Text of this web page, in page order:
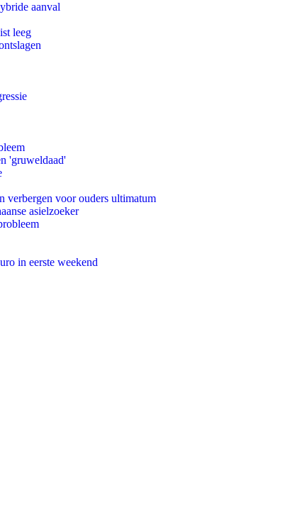
aanval
leeg
'gruweldaad'
verbergen voor ouders ultimatum
asielzoeker
in eerste weekend